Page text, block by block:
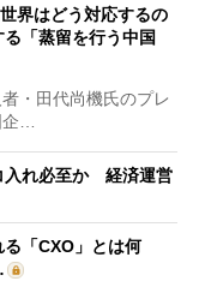
界はどう対応するの
「蒸留を行う中国
・田代尚機氏のプレ
…
入れ必至か 経済運営
「CXO」とは何